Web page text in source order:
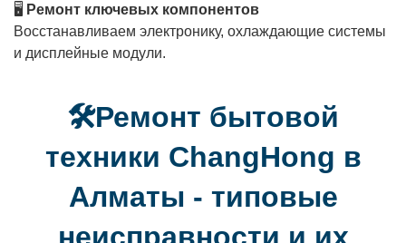
🖥️ Ремонт ключевых компонентов
Восстанавливаем электронику, охлаждающие системы
и дисплейные модули.
🛠️Ремонт бытовой
техники ChangHong в
Алматы - типовые
неисправности и их